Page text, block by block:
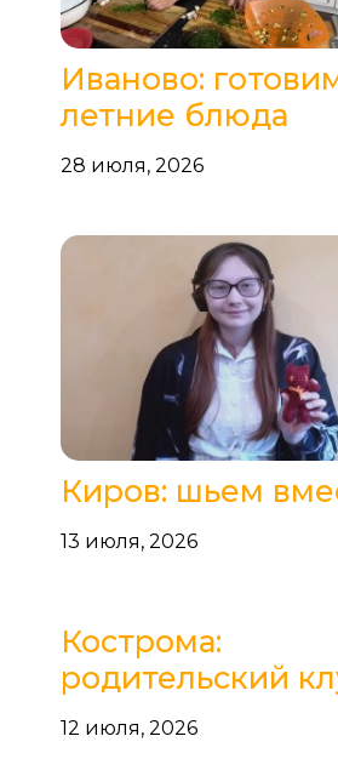
Иваново:
летние блюда
28 июля, 2026
Киров: шьем
13 июля, 2026
Кострома:
родительский
12 июля, 2026